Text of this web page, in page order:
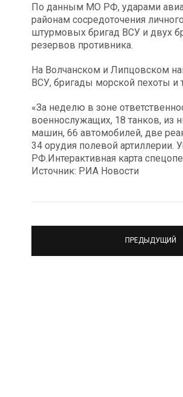
По данным МО РФ, ударами
районам сосредоточения
штурмовых бригад ВСУ и двух
резервов противника.
На Волчанском и Липцовском
ВСУ, бригады морской пехоты и
«За неделю в зоне
военнослужащих, 18 танков, из
машин, 66 автомобилей, две
34 орудия полевой
РФ.Интерактивная карта
Источник: РИА Новости
ПРЕДЫДУЩИЙ